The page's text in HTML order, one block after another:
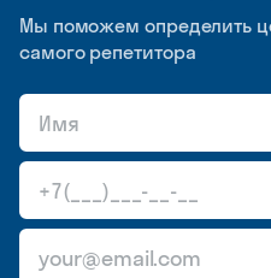
Мы поможем определить
самого репетитора